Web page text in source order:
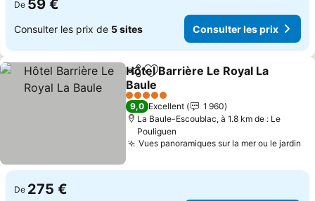
De 59 €
Consulter les prix de 5 sites Consulter les prix
PartagerAjouter à mes favoris
Hôtel Barrière Le Royal La
Baule
5 Étoiles
9,0 Excellent
1 960
La Baule-Escoublac, à 1.8 km de : Le
Pouliguen
Vues panoramiques sur la mer ou le jardin
De 275 €